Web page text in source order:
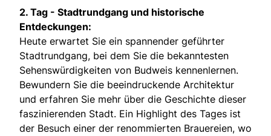
2. Tag - Stadtrundgang und historische
Entdeckungen:
Heute erwartet Sie ein spannender geführter
Stadtrundgang, bei dem Sie die bekanntesten
Sehenswürdigkeiten von Budweis kennenlernen.
Bewundern Sie die beeindruckende Architektur
und erfahren Sie mehr über die Geschichte dieser
faszinierenden Stadt. Ein Highlight des Tages ist
der Besuch einer der renommierten Brauereien, wo